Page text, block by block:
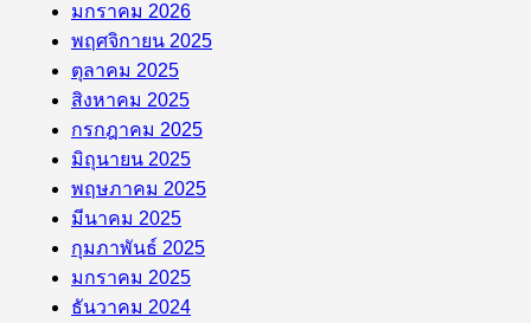
มกราคม 2026
พฤศจิกายน 2025
ตุลาคม 2025
สิงหาคม 2025
กรกฎาคม 2025
มิถุนายน 2025
พฤษภาคม 2025
มีนาคม 2025
กุมภาพันธ์ 2025
มกราคม 2025
ธันวาคม 2024